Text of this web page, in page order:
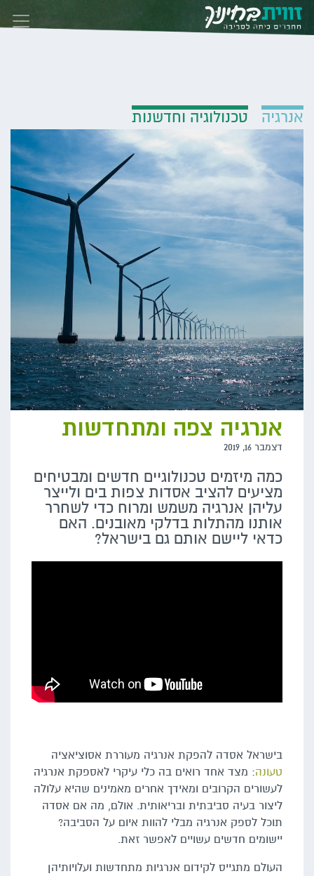
Skip to content
אנרגיה טכנולוגיה וחדשנות
אנרגיה צפה ומתחדשות
דצמבר 16, 2019
כמה מיזמים טכנולוגיים חדשים ומבטיחים
מציעים להציב אסדות צפות בים ולייצר
עליהן אנרגיה משמש ומרוח כדי לשחרר
אותנו מהתלות בדלקי מאובנים. האם
כדאי ליישם אותם גם בישראל?
בישראל אסדה להפקת אנרגיה מעוררת אסוציאציה
טעונה: מצד אחד רואים בה כלי עיקרי לאספקת אנרגיה
לעשורים הקרובים ומאידך אחרים מאמינים שהיא עלולה
ליצור בעיה סביבתית ובריאותית. אולם, מה אם אסדה
תוכל לספק אנרגיה מבלי להוות איום על הסביבה?
יישומים חדשים עשויים לאפשר זאת.
העולם מתגייס לקידום אנרגיות מתחדשות ועלויותיהן